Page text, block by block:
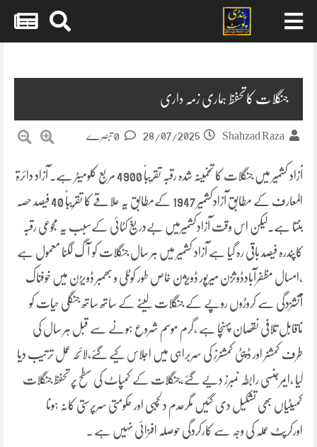
جنگلات کاتحفظ ہماری زمہ داری
Shahzad Raza
28/07/2025
آزاد کشمیر میں جنگلات کا تخمینہ شدہ رقبہ تقریباً 4900 مربع کلومیٹر ہے۔ آزاد دائرۃ
المعارف کے مطابق آزادکشمیر 1947 کےمطابق یہ علاقے کا تقریباً 40 فیصد حصہ
بنتا ہے۔لیکن اس وقت آزادکشمیرمیں بےدریغ کٹائی کےسبب یہ مجوعی رقبہ
کاپندرہ فیصد باقی رہ گیا ہے آزاد کشمیر میں ہر سال جنگلات کو آگ لگنا معمول ہے
،امسال مظفرآبادڈوثزن میرپور ڈویژن خاص طور کوٹلی و بھمبر ڈویڑن میں خوفناک
آتشزدگی سے کروڑوں روپے کے جنگلات لینے کے ساتھ ساتھ جنگلی حیات کو
ناقابل تلافی نقصان پہنچا ہے ،گرم موسم شروع ہونے سے قبل ہر سال کی
طرف کمشنر اور ڈپٹی کمشنرز کی سربراہی میں اجلاس کیے گئے،لائحہ عمل ترتیب دیا
گیا ،ایمرجنسی رابطہ نمبرز دیے گئے،جنگلات کے کمپاٹ کی سطح پر تحفظ جنگلات
کمیٹیاں بھی تشکیل دی گئیں مگرعدم دلچسبی اور حکومتی سرپرستی کانہ ہونا
اورکرپٹ عملہ کی وجہ سے کارکردگی حوصلہ افزائی نہیں ہے ۔